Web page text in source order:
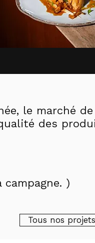
le marché
des
)
Tous nos projets